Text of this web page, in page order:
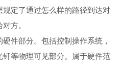
定了通过怎么样的路径到达对
方。
件部分。包括控制操作系统，
等物理可见部分。属于硬件范